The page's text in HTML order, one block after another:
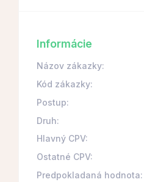
Informácie
Názov zákazky:
Kód zákazky:
Postup:
Druh:
Hlavný CPV:
Ostatné CPV:
Predpokladaná hodnota: